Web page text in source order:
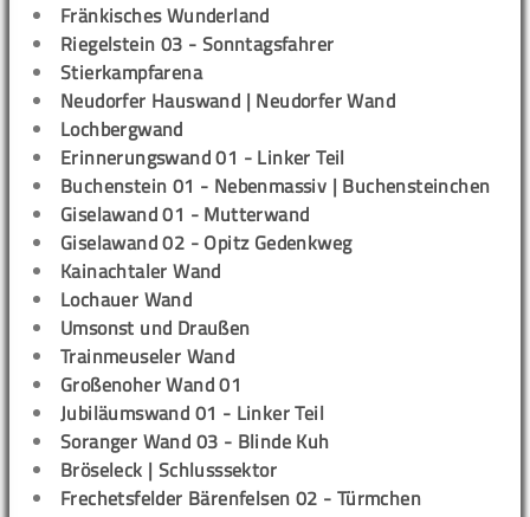
Fränkisches Wunderland
Riegelstein 03 - Sonntagsfahrer
Stierkampfarena
Neudorfer Hauswand | Neudorfer Wand
Lochbergwand
Erinnerungswand 01 - Linker Teil
Buchenstein 01 - Nebenmassiv | Buchensteinchen
Giselawand 01 - Mutterwand
Giselawand 02 - Opitz Gedenkweg
Kainachtaler Wand
Lochauer Wand
Umsonst und Draußen
Trainmeuseler Wand
Großenoher Wand 01
Jubiläumswand 01 - Linker Teil
Soranger Wand 03 - Blinde Kuh
Bröseleck | Schlusssektor
Frechetsfelder Bärenfelsen 02 - Türmchen